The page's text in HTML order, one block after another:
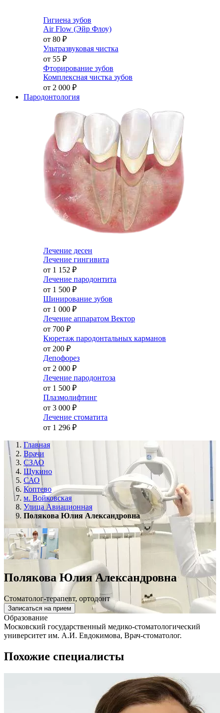
Гигиена зубов
Air Flow (Эйр Флоу)
от 80 ₽
Ультразвуковая чистка
от 55 ₽
Фторирование зубов
Комплексная чистка зубов
от 2 000 ₽
Пародонтология
Лечение десен
Лечение гингивита
от 1 152 ₽
Лечение пародонтита
от 1 500 ₽
Шинирование зубов
от 1 000 ₽
Лечение аппаратом Вектор
от 700 ₽
Кюретаж пародонтальных карманов
от 200 ₽
Депофорез
от 2 000 ₽
Лечение пародонтоза
от 1 500 ₽
Плазмолифтинг
от 3 000 ₽
Лечение стоматита
от 1 296 ₽
Главная
Врачи
СЗАО
Щукино
САО
Коптево
м. Войковская
Улица Авиационная
Полякова Юлия Александровна
Полякова Юлия Александровна
Стоматолог-терапевт, ортодонт
Записаться на прием
Образование
Московский государственный медико-стоматологический
университет им. А.И. Евдокимова, Врач-стоматолог.
Похожие специалисты